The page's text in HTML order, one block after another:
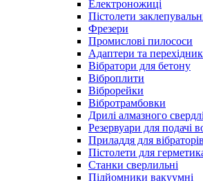
Електроножиці
Пістолети
Фрезери
Промислові пилососи
Адаптери та
Вібратори для бетону
Віброплити
Віброрейки
Вібротрамбовки
Дрилі алмазного
Резервуари для подачі
Приладдя для
Пістолети для
Станки сверлильні
Підйомники вакуумні